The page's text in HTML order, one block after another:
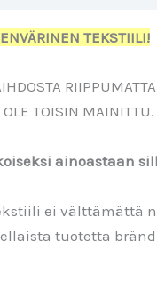
TEKSTIILI!
OLE TOISIN MAINITTU.
ainoastaan
ei välttämättä
tuotetta